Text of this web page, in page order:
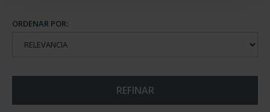
ORDENAR POR:
REFINAR